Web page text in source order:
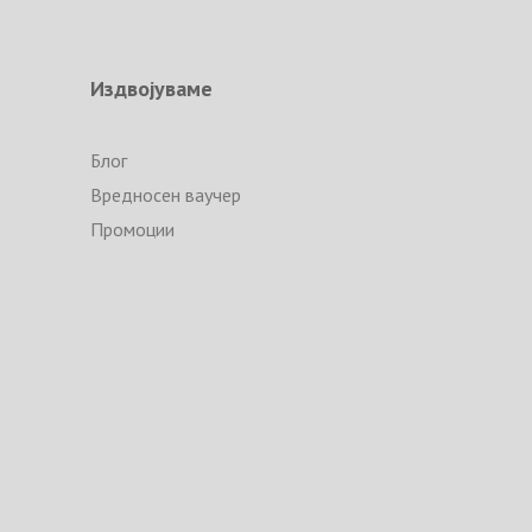
Издвојуваме
Блог
Вредносен ваучер
Промоции